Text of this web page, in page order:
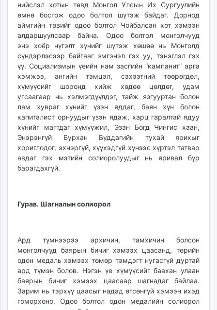
нийслэл хотын төвд Монгол Улсын Их Сургуулийн
өмнө босгож одоо болтол шүтэж байдаг. Дорнод
аймгийн төвийг одоо болтол Чойбалсан хот хэмээн
алдаршуулсаар байна. Одоо болтол монголчууд
энэ хоёр нүгэлт хүнийг шүтэж хөшөө нь Монголд
сүндэрлэсээр байгааг эмгэнэл гэх уу, тэнэглэл гэх
үү. Социализмын үеийн нам засгийн “кампанит” арга
хэмжээ, ангийн тэмцэл, сэхээтний төөрөгдөл,
хүмүүсийг шоронд хийж хөдөө цөлдөг, удам
угсаагаар нь хэлмэгдүүлдэг, тайж язгууртан болон
лам хувраг хүнийг үзэн яддаг, баян хүн болон
капиталист орнуудыг үзэн ядаж, харц гаралтай ядуу
хүнийг магтдаг хүмүүжил, Эзэн Богд Чингис хаан,
Энэрэнгүй Бурхан Буддагийн тухай ярихыг
хориглодог, эхнэргүй, хүүхэдгүй хүнээс хүртэл татвар
авдаг гэх мэтийн солиоролуудыг нь яривал бүр
барагдахгүй.
Гурав. Шагналын солиорол
Ард түмнээрээ архичин, тамхичин болсон
монголчууд баярын бичиг хэмээх цаасанд, төрийн
одон медаль хэмээх төмөр тэмдэгт нугасгүй дуртай
ард түмэн болов. Нэгэн үе хүмүүсийг баахан улаан
баярын бичиг хэмээх цаасаар шагнадаг байлаа.
Зарим нь тэрхүү цаасыг надад өгсөнгүй хэмээн ихэд
гоморхоно. Одоо болтол одон медалийн солиорол